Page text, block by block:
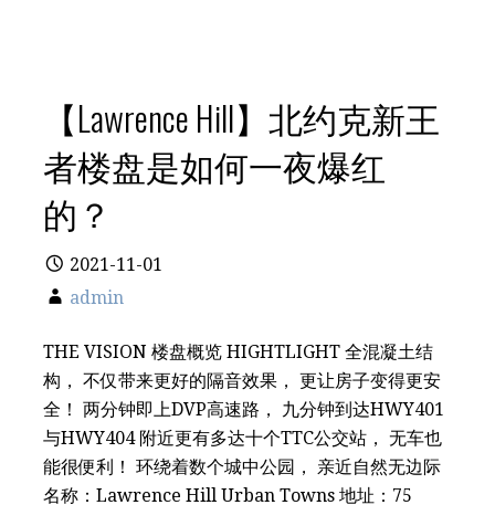
【Lawrence Hill】北约克新王
者楼盘是如何一夜爆红
的？
2021-11-01
admin
THE VISION 楼盘概览 HIGHTLIGHT 全混凝土结
构， 不仅带来更好的隔音效果， 更让房子变得更安
全！ 两分钟即上DVP高速路， 九分钟到达HWY401
与HWY404 附近更有多达十个TTC公交站， 无车也
能很便利！ 环绕着数个城中公园， 亲近自然无边际
名称：Lawrence Hill Urban Towns 地址：75